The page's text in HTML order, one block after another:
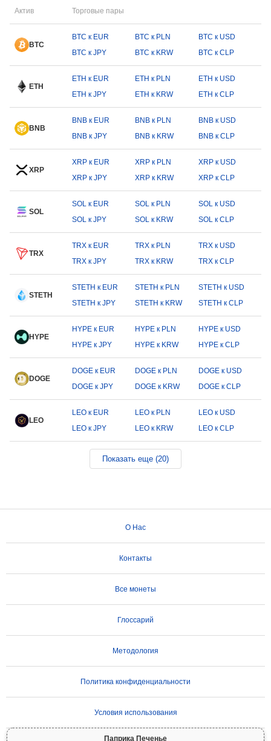
Паприка Печенье
Актив Торговые пары
BTC
BTC к EUR BTC к PLN
BTC к USD
BTC к JPY
BTC к KRW BTC к CLP
ETH
ETH к EUR ETH к PLN
ETH к USD
ETH к JPY
ETH к KRW ETH к CLP
BNB
BNB к EUR BNB к PLN
BNB к USD
BNB к JPY
BNB к KRW BNB к CLP
XRP
XRP к EUR XRP к PLN
XRP к USD
XRP к JPY
XRP к KRW XRP к CLP
SOL
SOL к EUR SOL к PLN
SOL к USD
SOL к JPY
SOL к KRW SOL к CLP
TRX
TRX к EUR TRX к PLN
TRX к USD
TRX к JPY
TRX к KRW TRX к CLP
STETH
STETH к EUR STETH к PLN
STETH к USD
STETH к JPY
STETH к KRW STETH к CLP
HYPE
HYPE к EUR HYPE к PLN
HYPE к USD
HYPE к JPY
HYPE к KRW HYPE к CLP
DOGE
DOGE к EUR DOGE к PLN
DOGE к USD
DOGE к JPY
DOGE к KRW DOGE к CLP
LEO
LEO к EUR LEO к PLN
LEO к USD
LEO к JPY
LEO к KRW LEO к CLP
Показать еще (20)
О Нас
Контакты
Все монеты
Глоссарий
Методология
Политика конфиденциальности
Условия использования